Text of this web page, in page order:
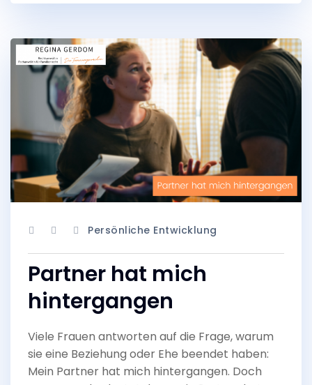
Persönliche Entwicklung
Partner hat mich
hintergangen
Viele Frauen antworten auf die Frage, warum
sie eine Beziehung oder Ehe beendet haben:
Mein Partner hat mich hintergangen. Doch